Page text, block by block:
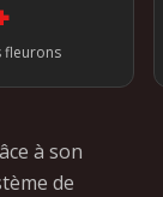
fleurons
à son
de